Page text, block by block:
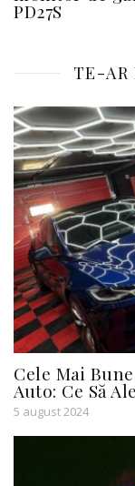
PD27S
TE-AR
Cele Mai
Auto: Ce Să
5 august 2024